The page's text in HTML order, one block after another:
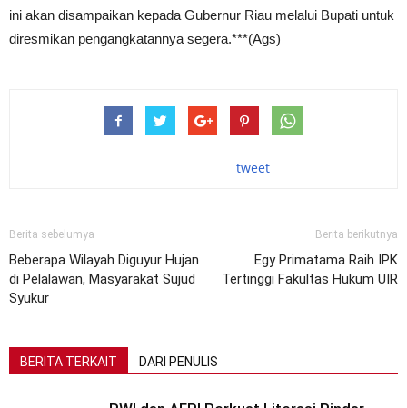
ini akan disampaikan kepada Gubernur Riau melalui Bupati untuk
diresmikan pengangkatannya segera.***(Ags)
tweet
Berita sebelumya
Beberapa Wilayah Diguyur Hujan
di Pelalawan, Masyarakat Sujud
Syukur
Berita berikutnya
Egy Primatama Raih IPK
Tertinggi Fakultas Hukum UIR
BERITA TERKAIT DARI PENULIS